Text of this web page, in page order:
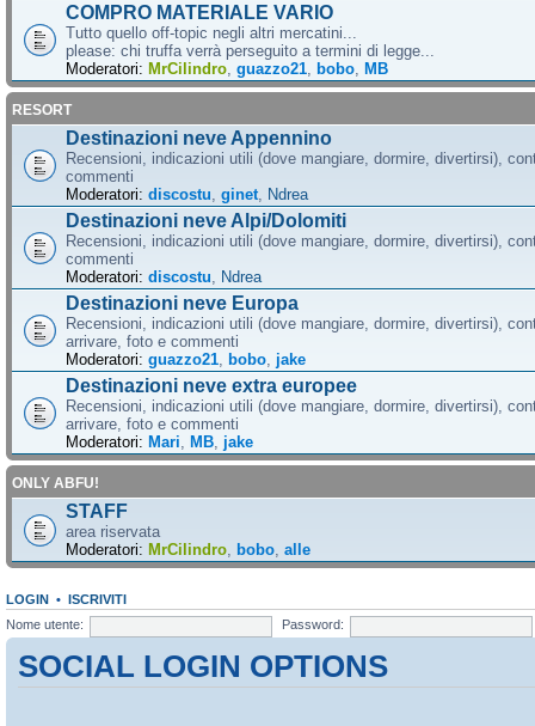
COMPRO MATERIALE VARIO
Tutto quello off-topic negli altri mercatini...
please: chi truffa verrà perseguito a termini di legge...
Moderatori: MrCilindro guazzo21 bobo MB
RESORT
Destinazioni neve Appennino
Recensioni, indicazioni utili (dove mangiare, dormire, divertirsi),
commenti
Moderatori: discostu ginet Ndrea
Destinazioni neve Alpi/Dolomiti
Recensioni, indicazioni utili (dove mangiare, dormire, divertirsi),
commenti
Moderatori: discostu Ndrea
Destinazioni neve Europa
Recensioni, indicazioni utili (dove mangiare, dormire, divertirsi),
arrivare, foto e commenti
Moderatori: guazzo21 bobo jake
Destinazioni neve extra europee
Recensioni, indicazioni utili (dove mangiare, dormire, divertirsi),
arrivare, foto e commenti
Moderatori: Mari MB jake
ONLY ABFU!
STAFF
area riservata
Moderatori: MrCilindro bobo alle
LOGIN • ISCRIVITI
Nome utente:
Password:
SOCIAL LOGIN OPTIONS